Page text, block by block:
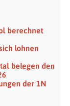
berechnet
lohnen
belegen den
der 1N